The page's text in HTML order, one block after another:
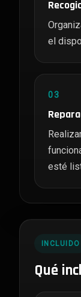
el
03
esté
INCLUIDO
Qué